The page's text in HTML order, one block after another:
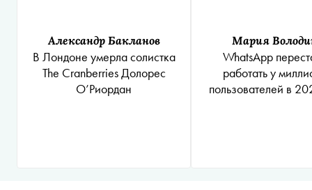
Александр Бакланов
В Лондоне умерла солистка
The Cranberries Долорес
О’Риордан
Мария
WhatsApp
работать у
пользователей в